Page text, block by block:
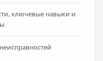
ключевые навыки и